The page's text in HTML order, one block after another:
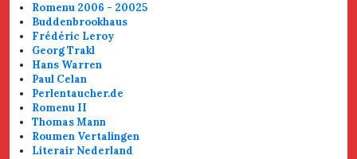
Romenu 2006 - 20025
Buddenbrookhaus
Frédéric Leroy
Georg Trakl
Hans Warren
Paul Celan
Perlentaucher.de
Romenu II
Thomas Mann
Roumen Vertalingen
Literair Nederland